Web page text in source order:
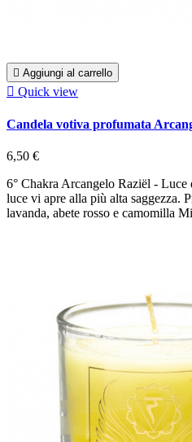
 Aggiungi al carrello
 Quick view
Candela votiva profumata
6,50 €
6° Chakra Arcangelo Raziël - Luce
luce vi apre alla più alta saggezza.
lavanda, abete rosso e camomilla